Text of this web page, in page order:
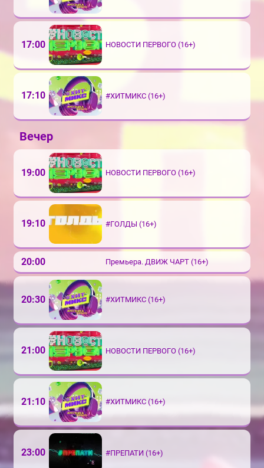
17:00 НОВОСТИ ПЕРВОГО (16+)
17:10 #ХИТМИКС (16+)
Вечер
19:00 НОВОСТИ ПЕРВОГО (16+)
19:10 #ГОЛДЫ (16+)
20:00 Премьера. ДВИЖ ЧАРТ (16+)
20:30 #ХИТМИКС (16+)
21:00 НОВОСТИ ПЕРВОГО (16+)
21:10 #ХИТМИКС (16+)
23:00 #ПРЕПАТИ (16+)